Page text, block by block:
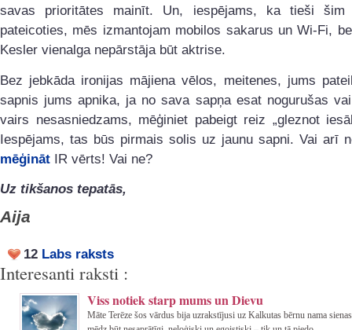
savas prioritātes mainīt. Un, iespējams, ka tieši šim
pateicoties, mēs izmantojam mobilos sakarus un Wi-Fi,
Kesler vienalga nepārstāja būt aktrise.
Bez jebkāda ironijas mājiena vēlos, meitenes, jums
sapnis jums apnika, ja no sava sapņa esat nogurušas
vairs nesasniedzams, mēģiniet pabeigt reiz „gleznot
Iespējams, tas būs pirmais solis uz jaunu sapni. Vai arī
mēģināt IR vērts! Vai ne?
Uz tikšanos tepatās,
Aija
12 Labs raksts
Interesanti raksti :
Viss notiek starp mums un Dievu
Māte Terēze šos vārdus bija uzrakstījusi uz Kalkutas bērnu nama